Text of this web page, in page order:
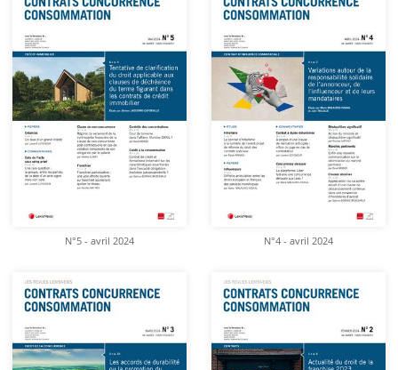
N°5 - avril 2024 N°4 - avril 2024